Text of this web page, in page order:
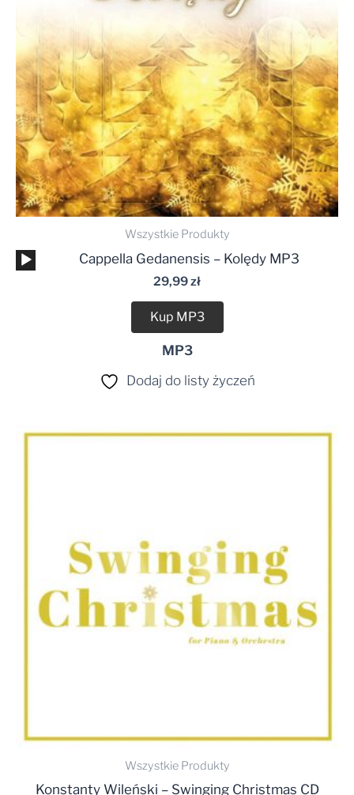
Wszystkie Produkty
Odtwarzacz
plików
Cappella Gedanensis – Kolędy MP3
29,99zł
Kup MP3
MP3
Dodaj do listy życzeń
Wszystkie Produkty
Konstanty Wileński – Swinging Christmas CD